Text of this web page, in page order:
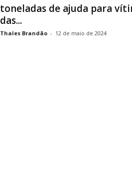
toneladas de ajuda para
das...
Thales Brandão - 12 de maio de 2024